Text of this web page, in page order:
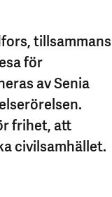
tillsammans
för
av Senia
frihet, att
civilsamhället.